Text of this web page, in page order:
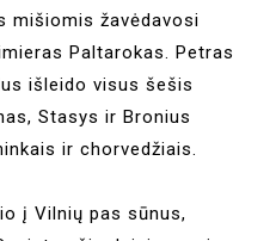
mišiomis žavėdavosi
Paltarokas. Petras
išleido visus šešis
Stasys ir Bronius
ir chorvedžiais.
į Vilnių pas sūnus,